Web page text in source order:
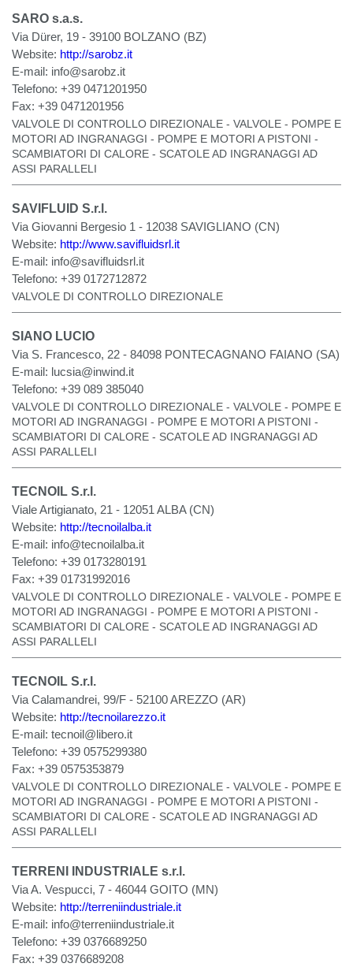
SARO s.a.s.
Via Dürer, 19 - 39100 BOLZANO (BZ)
Website: http://sarobz.it
E-mail: info@sarobz.it
Telefono: +39 0471201950
Fax: +39 0471201956
VALVOLE DI CONTROLLO DIREZIONALE - VALVOLE - POMPE E
MOTORI AD INGRANAGGI - POMPE E MOTORI A PISTONI -
SCAMBIATORI DI CALORE - SCATOLE AD INGRANAGGI AD
ASSI PARALLELI
SAVIFLUID S.r.l.
Via Giovanni Bergesio 1 - 12038 SAVIGLIANO (CN)
Website: http://www.savifluidsrl.it
E-mail: info@savifluidsrl.it
Telefono: +39 0172712872
VALVOLE DI CONTROLLO DIREZIONALE
SIANO LUCIO
Via S. Francesco, 22 - 84098 PONTECAGNANO FAIANO (SA)
E-mail: lucsia@inwind.it
Telefono: +39 089 385040
VALVOLE DI CONTROLLO DIREZIONALE - VALVOLE - POMPE E
MOTORI AD INGRANAGGI - POMPE E MOTORI A PISTONI -
SCAMBIATORI DI CALORE - SCATOLE AD INGRANAGGI AD
ASSI PARALLELI
TECNOIL S.r.l.
Viale Artigianato, 21 - 12051 ALBA (CN)
Website: http://tecnoilalba.it
E-mail: info@tecnoilalba.it
Telefono: +39 0173280191
Fax: +39 01731992016
VALVOLE DI CONTROLLO DIREZIONALE - VALVOLE - POMPE E
MOTORI AD INGRANAGGI - POMPE E MOTORI A PISTONI -
SCAMBIATORI DI CALORE - SCATOLE AD INGRANAGGI AD
ASSI PARALLELI
TECNOIL S.r.l.
Via Calamandrei, 99/F - 52100 AREZZO (AR)
Website: http://tecnoilarezzo.it
E-mail: tecnoil@libero.it
Telefono: +39 0575299380
Fax: +39 0575353879
VALVOLE DI CONTROLLO DIREZIONALE - VALVOLE - POMPE E
MOTORI AD INGRANAGGI - POMPE E MOTORI A PISTONI -
SCAMBIATORI DI CALORE - SCATOLE AD INGRANAGGI AD
ASSI PARALLELI
TERRENI INDUSTRIALE s.r.l.
Via A. Vespucci, 7 - 46044 GOITO (MN)
Website: http://terreniindustriale.it
E-mail: info@terreniindustriale.it
Telefono: +39 0376689250
Fax: +39 0376689208